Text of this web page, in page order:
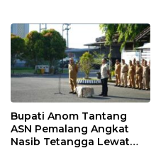
Bupati Anom Tantang
ASN Pemalang Angkat
Nasib Tetangga Lewat